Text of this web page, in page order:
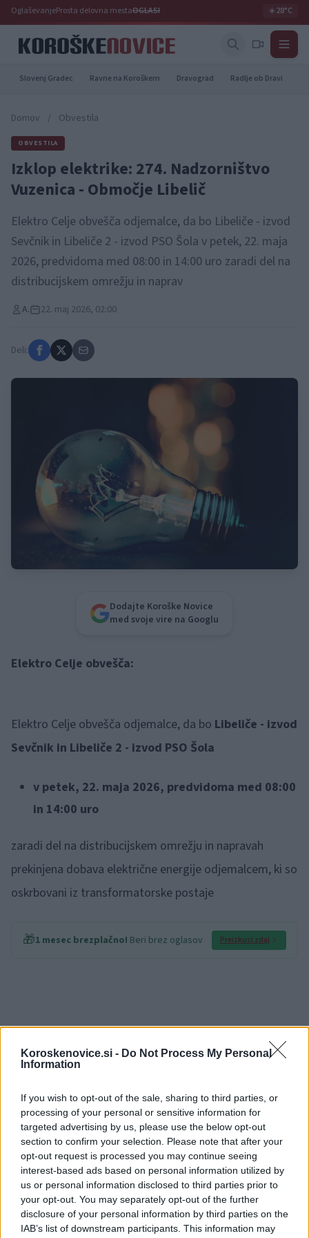
Koroskenovice.si - Do Not Process My Personal
Information
If you wish to opt-out of the sale, sharing to third parties, or
processing of your personal or sensitive information for
targeted advertising by us, please use the below opt-out
section to confirm your selection. Please note that after your
opt-out request is processed you may continue seeing
interest-based ads based on personal information utilized by
us or personal information disclosed to third parties prior to
your opt-out. You may separately opt-out of the further
disclosure of your personal information by third parties on the
IAB’s list of downstream participants. This information may
OglaševanjeProsta delovna mestaOGLASI ☀️28°C
Slovenj Gradec Ravne na Koroškem Dravograd Radlje ob Dravi
Domov / Obvestila
OBVESTILA
Izklop elektrike: 274. Nadzorništvo
Vuzenica - Območje Libelič
Elektro Celje obvešča odjemalce, da bo Libeliče - izvod
Sevčnik in Libeliče 2 - izvod PSO Šola v petek, 22. maja
2026, predvidoma med 08:00 in 14:00 uro zaradi del na
distribucijskem omrežju in naprav
A. 22. maj 2026, 02:00
Deli:
Dodajte Koroške Novice
med svoje vire na Googlu
Elektro Celje obvešča:
Elektro Celje obvešča odjemalce, da bo Libeliče - izvod
Sevčnik in Libeliče 2 - izvod PSO Šola
v petek, 22. maja 2026, predvidoma med 08:00
in 14:00 uro
zaradi del na distribucijskem omrežju in napravah
prekinjena dobava električne energije odjemalcem, ki so
oskrbovani iz transformatorske postaje
🎁1 mesec brezplačno! Beri brez oglasov Preizkusi zdaj
Vir:Elektro Celje
Opozorilo:Po 297. členu Kazenskega zakonika je
posameznik kazensko odgovoren za javno spodbujanje
sovraštva, nasilja ali nestrpnosti. Komentarji z žaljivimi,
rasističnimi, diskriminatornimi ali nezakonitimi vsebinami bodo
odstranjeni. Pravila komentiranja →